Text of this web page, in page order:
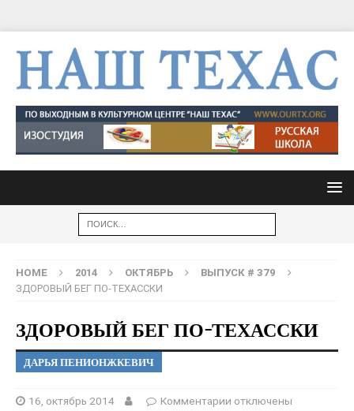
HOME 2014 ОКТЯБРЬ
ВЫПУСК # 379
ЗДОРОВЫЙ БЕГ ПО-ТЕХАССКИ
ЗДОРОВЫЙ БЕГ ПО-ТЕХАССКИ
ДАРЬЯ ПЕНИОНЖКЕВИЧ
16, октябрь 2014 Комментарии отключены